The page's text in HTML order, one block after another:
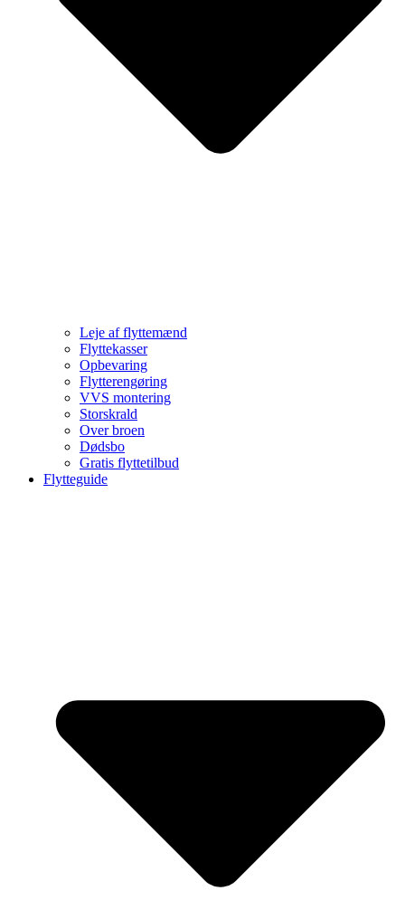
Leje af flyttemænd
Flyttekasser
Opbevaring
Flytterengøring
VVS montering
Storskrald
Over broen
Dødsbo
Gratis flyttetilbud
Flytteguide